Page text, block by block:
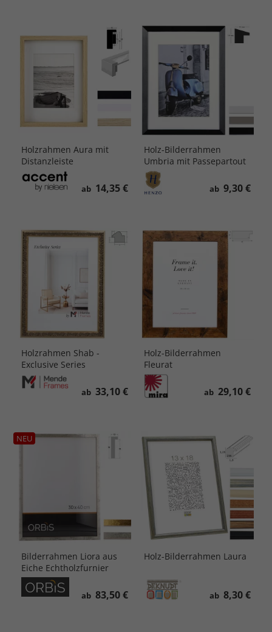
Holzrahmen Aura mit
Distanzleiste
ab 14,35 €
Holz-Bilderrahmen
Umbria mit Passepartout
ab 9,30 €
Holzrahmen Shab -
Exclusive Series
ab 33,10 €
Holz-Bilderrahmen
Fleurat
ab 29,10 €
NEU
Bilderrahmen Liora aus
Eiche Echtholzfurnier
ab 83,50 €
Holz-Bilderrahmen Laura
ab 8,30 €